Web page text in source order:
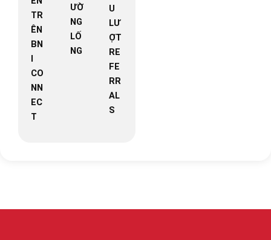
TR
ÊN
BN
I
CO
NN
EC
T
ƯỜ
NG
LỐ
NG
U
LƯ
ỢT
RE
FE
RR
AL
S